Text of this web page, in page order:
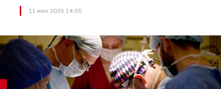
11 июл 2025 14:05